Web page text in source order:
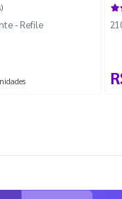
- Refile